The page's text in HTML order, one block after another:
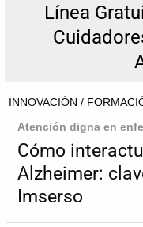
Línea
INNOVACIÓN /
Atención digna en
Cómo
Alzheimer:
Imserso